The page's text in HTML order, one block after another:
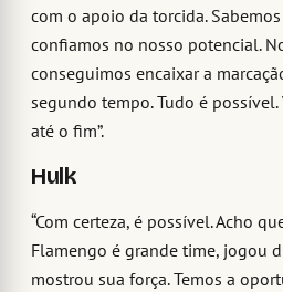
com o apoio da torcida.
confiamos no nosso potencial.
conseguimos encaixar a
segundo tempo. Tudo é
até o fim”.
Hulk
“Com certeza, é possível. Acho
Flamengo é grande time, jogou
mostrou sua força. Temos a